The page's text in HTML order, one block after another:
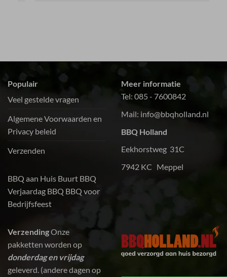
Populair
Veel gestelde vragen
Algemene Voorwaarden en
Privacy beleid
Verzenden
BBQ aan Huis Buurt BBQ
Verjaardag BBQ BBQ voor
Bedrijfsfeest
Meer informatie
Tel: 085 - 7600842
Mail: info@bbqholland.nl
BBQ Holland
Eekhorstweg 31C
7942 KC Meppel
VerzendingOnze
pakketten worden op
donderdag en vrijdag
geleverd. (andere dagen op